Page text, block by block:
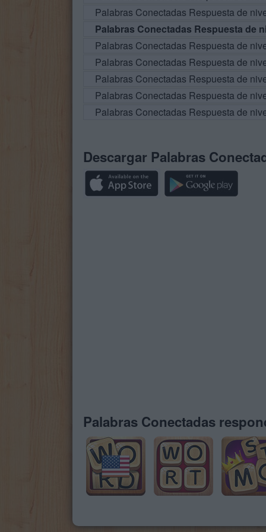
Palabras Conectadas Respuesta de
Palabras Conectadas Respuesta de
Palabras Conectadas Respuesta de
Palabras Conectadas Respuesta de
Palabras Conectadas Respuesta de
Palabras Conectadas Respuesta de
Palabras Conectadas Respuesta de
Descargar Palabras
Palabras Conectadas